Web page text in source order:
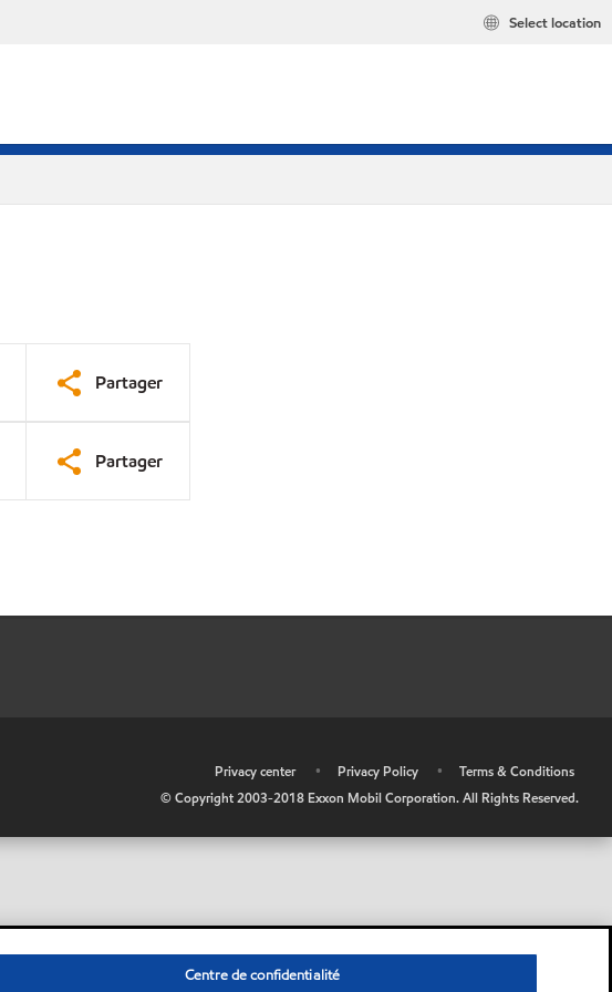
Select location
Partager
Partager
Privacy center • Privacy Policy •
Terms & Conditions
© Copyright 2003-2018 Exxon Mobil Corporation. All Rights Reserved.
Centre de confidentialité